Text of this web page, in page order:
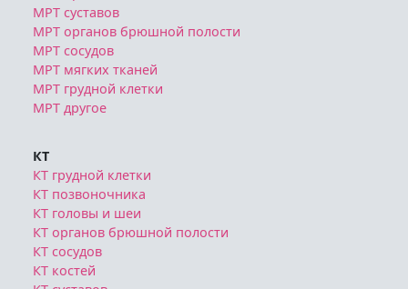
МРТ суставов
МРТ органов брюшной полости
МРТ сосудов
МРТ мягких тканей
МРТ грудной клетки
МРТ другое
КТ
КТ грудной клетки
КТ позвоночника
КТ головы и шеи
КТ органов брюшной полости
КТ сосудов
КТ костей